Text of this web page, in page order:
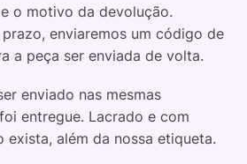
o motivo da devolução.
enviaremos um código de
a peça ser enviada de volta.
enviado nas mesmas
entregue. Lacrado e com
exista, além da nossa etiqueta.